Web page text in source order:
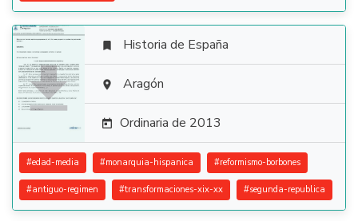

 Historia de España
 Aragón
 Ordinaria de 2013
#edad-media #monarquia-hispanica #reformismo-borbones
#antiguo-regimen #transformaciones-xix-xx #segunda-republica